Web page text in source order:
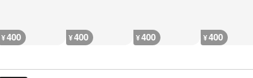
¥400 ¥400 ¥400 ¥400